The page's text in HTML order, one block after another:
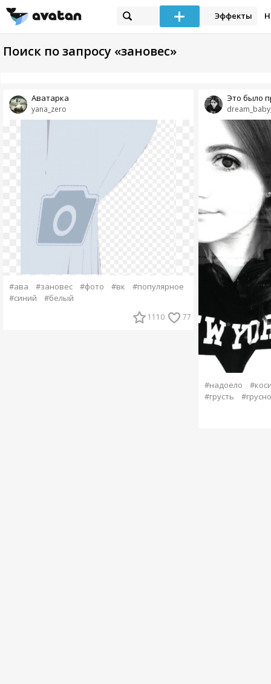
Эффекты
Поиск по запросу «зановес»
yana_zero
Аватарка
#ава #зановес #фото #вк
#популярное
#синий
#белый
1110 77
Это было
#надоело
#грусть
#грусно